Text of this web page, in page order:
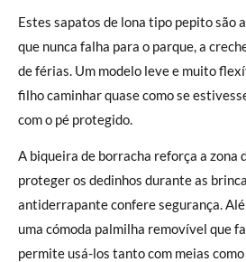
Estes sapatos de lona tipo pepito são
que nunca falha para o parque, a
de férias. Um modelo leve e muito
filho caminhar quase como se
com o pé protegido.
A biqueira de borracha reforça a zona
proteger os dedinhos durante as
antiderrapante confere segurança.
uma cómoda palmilha removível que
permite usá-los tanto com meias